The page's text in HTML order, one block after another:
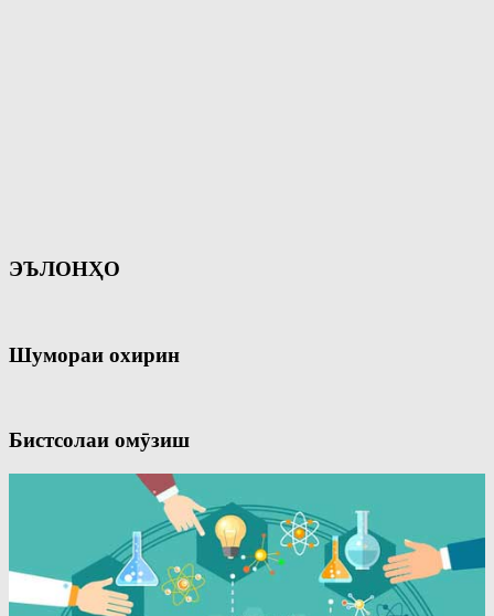
ЭЪЛОНҲО
Шумораи охирин
Бистсолаи омӯзиш